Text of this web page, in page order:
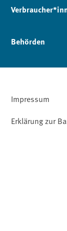
Behörden
Impressum
Erklärung zur